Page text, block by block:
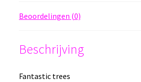
en
Beoordelingen (0)
Beschrijving
Fantastic trees